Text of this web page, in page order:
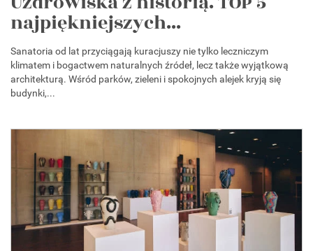
najpiękniejszych...
Sanatoria od lat przyciągają kuracjuszy nie tylko leczniczym
klimatem i bogactwem naturalnych źródeł, lecz także wyjątkową
architekturą. Wśród parków, zieleni i spokojnych alejek kryją się
budynki,...